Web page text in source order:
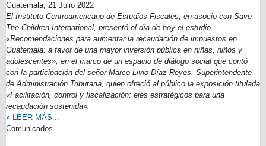
Guatemala, 21 Julio 2022
El Instituto Centroamericano de Estudios Fiscales, en asocio con Save
The Children International, presentó el día de hoy el estudio
«Recomendaciones para aumentar la recaudación de impuestos en
Guatemala: a favor de una mayor inversión pública en niñas, niños y
adolescentes», en el marco de un espacio de diálogo social que contó
con la participación del señor Marco Livio Díaz Reyes, Superintendente
de Administración Tributaria, quien ofreció al público la exposición titulada
«Facilitación, control y fiscalización: ejes estratégicos para una
recaudación sostenida».
» LEER MÁS...
Comunicados